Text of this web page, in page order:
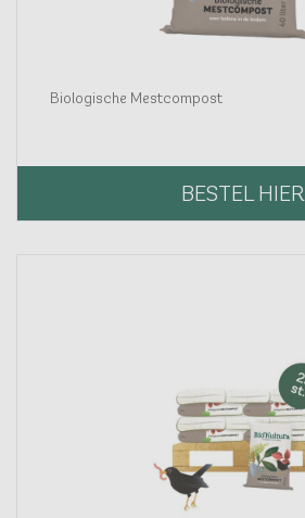
Biologische Mestcompost
BESTEL HIER